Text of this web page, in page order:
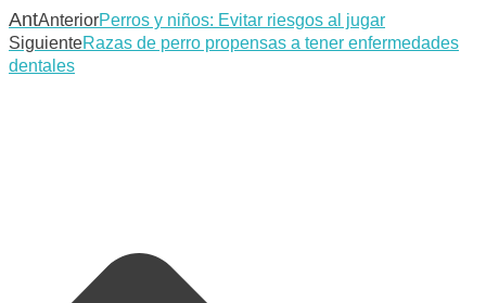
AntAnteriorPerros y niños: Evitar riesgos al jugar
SiguienteRazas de perro propensas a tener enfermedades
dentales